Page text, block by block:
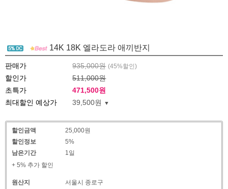
14K 18K 엘라도라 애끼반지
판매가 935,000원 (45%할인)
할인가
511,000원
초특가
471,500원
최대할인 예상가
39,500원
할인금액
25,000원
할인정보
5%
남은기간
1일
+ 5% 추가 할인
원산지
서울시 종로구